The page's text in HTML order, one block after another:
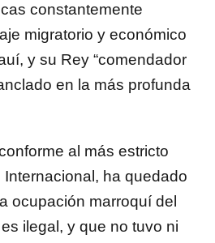
constantemente
migratorio y económico
y su Rey “comendador
en la más profunda
al más estricto
ha quedado
ocupación marroquí del
ilegal, y que no tuvo ni